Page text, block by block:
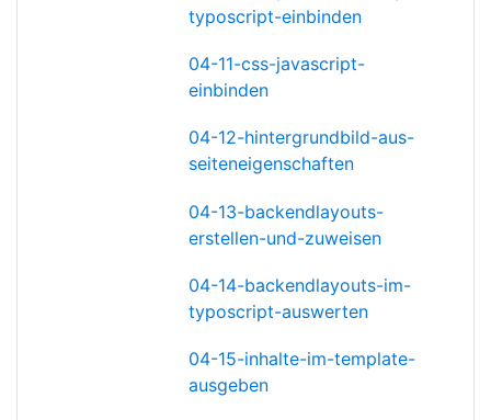
typoscript-einbinden
04-11-css-javascript-
einbinden
04-12-hintergrundbild-aus-
seiteneigenschaften
04-13-backendlayouts-
erstellen-und-zuweisen
04-14-backendlayouts-im-
typoscript-auswerten
04-15-inhalte-im-template-
ausgeben